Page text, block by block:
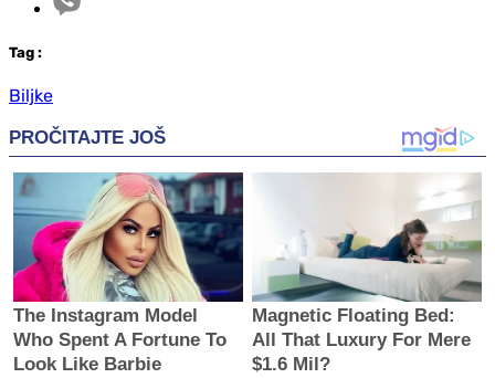
Tag :
Biljke